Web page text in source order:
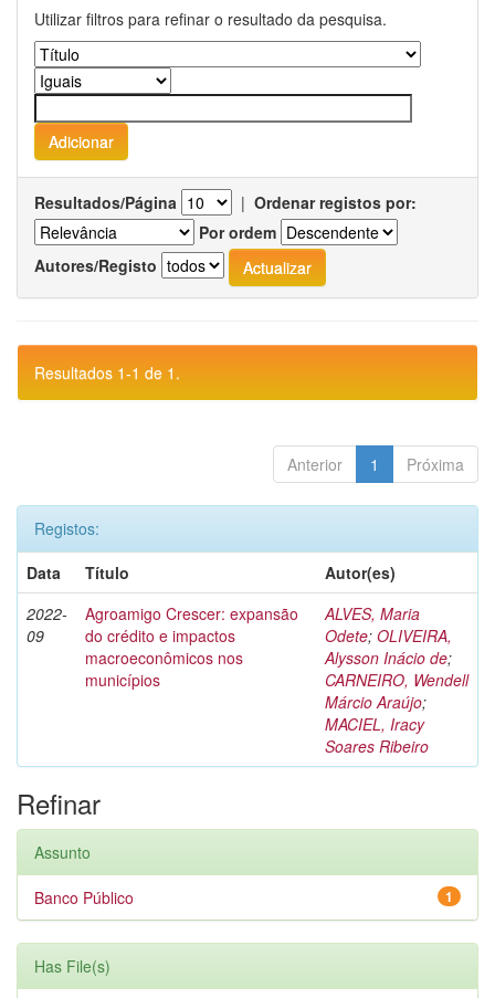
Utilizar filtros para refinar o resultado da pesquisa.
Resultados/Página | Ordenar registos por:
Por ordem
Autores/Registo
Resultados 1-1 de 1.
Anterior 1 Próxima
Registos:
Data
Título
Autor(es)
2022-
09
Agroamigo Crescer: expansão
do crédito e impactos
macroeconômicos nos
municípios
ALVES, Maria
Odete; OLIVEIRA,
Alysson Inácio de;
CARNEIRO, Wendell
Márcio Araújo;
MACIEL, Iracy
Soares Ribeiro
Refinar
Assunto
1
Banco Público
Has File(s)